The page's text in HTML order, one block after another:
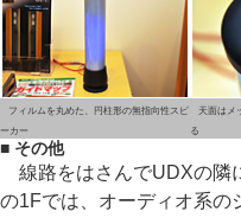
フィルムを丸めた、円柱形の無指向性スピ
ーカー
天面はメ
る
■ その他
線路をはさんでUDXの隣
の1Fでは、オーディオ系の